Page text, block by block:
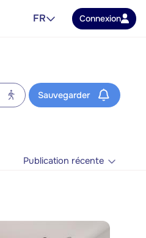
FR Connexion
Sauvegarder
Publication récente